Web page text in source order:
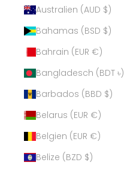
Australien (AUD $)
Bahamas (BSD $)
Bahrain (EUR €)
Bangladesch (BDT ৳)
Barbados (BBD $)
Belarus (EUR €)
Belgien (EUR €)
Belize (BZD $)